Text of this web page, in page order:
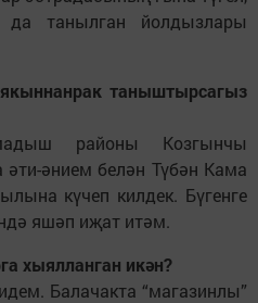
танылган йолдызлары
якыннанрак таныштырсагыз
районы Козгынчы
әнием белән Түбән Кама
күчеп килдек. Бүгенге
яшәп иҗат итәм.
хыялланган икән?
Балачакта “магазинлы”